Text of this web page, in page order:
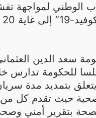
الوطني لمواجهة
سعد الدين
للحكومة تدارس
بتمديد مدة
حيث تقدم كل من
بتقرير أمني